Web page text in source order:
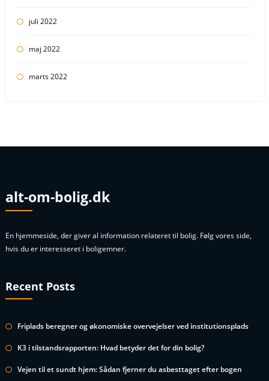
juli 2022
maj 2022
marts 2022
alt-om-bolig.dk
En hjemmeside, der giver al information relateret til bolig. Følg vores side,
hvis du er interesseret i boligemner.
Recent Posts
Friplads beregner og økonomiske overvejelser ved institutionsplads
K3 i tilstandsrapporten: Hvad betyder det for din bolig?
Vejen til et sundt hjem: Sådan fjerner du asbesttaget efter bogen